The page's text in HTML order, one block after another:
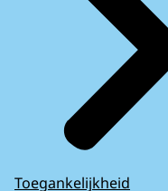
Toegankelijkheid